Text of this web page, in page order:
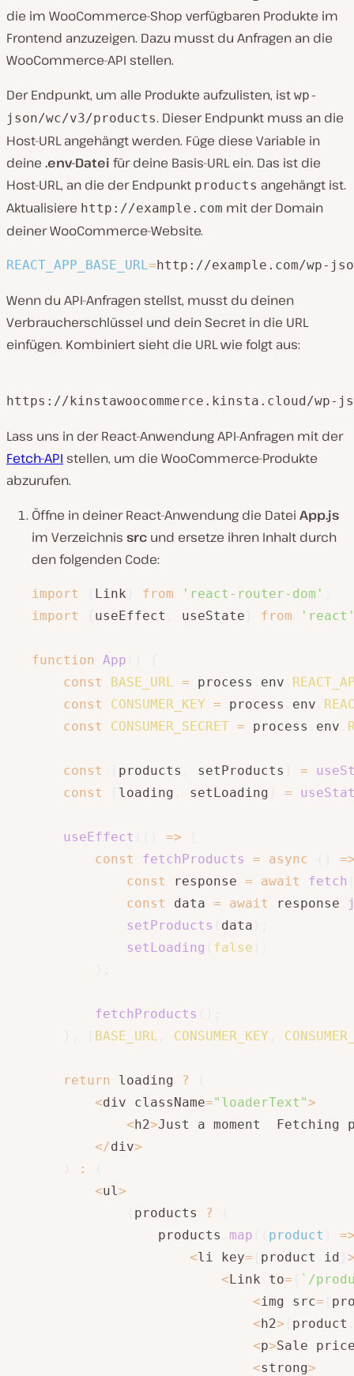
die im WooCommerce-Shop verfügbaren Produkte im
Frontend anzuzeigen. Dazu musst du Anfragen an die
WooCommerce-API stellen.
Der Endpunkt, um alle Produkte aufzulisten, ist wp-
json/wc/v3/products. Dieser Endpunkt muss an die
Host-URL angehängt werden. Füge diese Variable in
deine .env-Datei für deine Basis-URL ein. Das ist die
Host-URL, an die der Endpunkt products angehängt ist.
Aktualisiere http://example.com mit der Domain
deiner WooCommerce-Website.
REACT_APP_BASE_URL =http://example.com/wp-
Wenn du API-Anfragen stellst, musst du deinen
Verbraucherschlüssel und dein Secret in die URL
einfügen. Kombiniert sieht die URL wie folgt aus:
https://kinstawoocommerce.kinsta.cloud/wp-
Lass uns in der React-Anwendung API-Anfragen mit der
Fetch-API stellen, um die WooCommerce-Produkte
abzurufen.
Öffne in deiner React-Anwendung die Datei App.js
im Verzeichnis src und ersetze ihren Inhalt durch
den folgenden Code:
import Link from 'react-router-dom'
import
useEffect useState from
function App
const
BASE_URL = process env
const
CONSUMER_KEY = process env
const
CONSUMER_SECRET = process env
const products setProducts =
const
loading setLoading =
useEffect =>
const
fetchProducts = async
const
response = await fetch
const
data = await response
setProducts
data
setLoading
false
fetchProducts
BASE_URL CONSUMER_KEY
return loading ?
<div className="loaderText">
<h2>Just a moment
Fetching
</div>
:
<ul >
products ?
                products
map product
<li key= product id
<Link to= ` /
<img src=
<h2> product
<p>Sale
<strong>